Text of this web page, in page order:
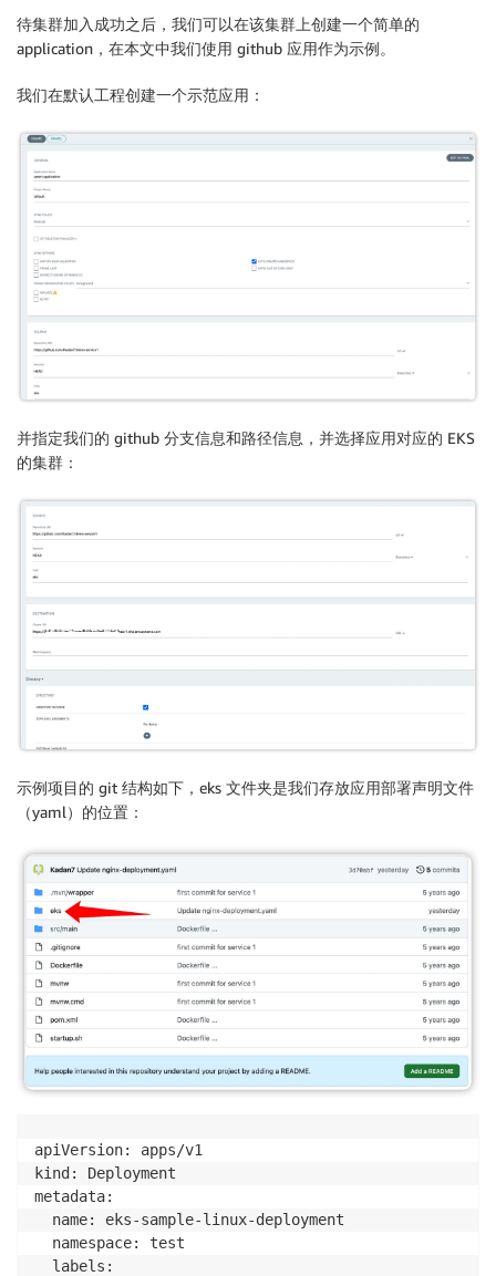
待集群加入成功之后，我们可以在该集群上创建一个简单的
application，在本文中我们使用 github 应用作为示例。
我们在默认工程创建一个示范应用：
并指定我们的 github 分支信息和路径信息，并选择应用对应的 EKS
的集群：
示例项目的 git 结构如下，eks 文件夹是我们存放应用部署声明文件
（yaml）的位置：
apiVersion: apps/v1
kind: Deployment
metadata:
  name: eks-sample-linux-deployment
  namespace: test
  labels: